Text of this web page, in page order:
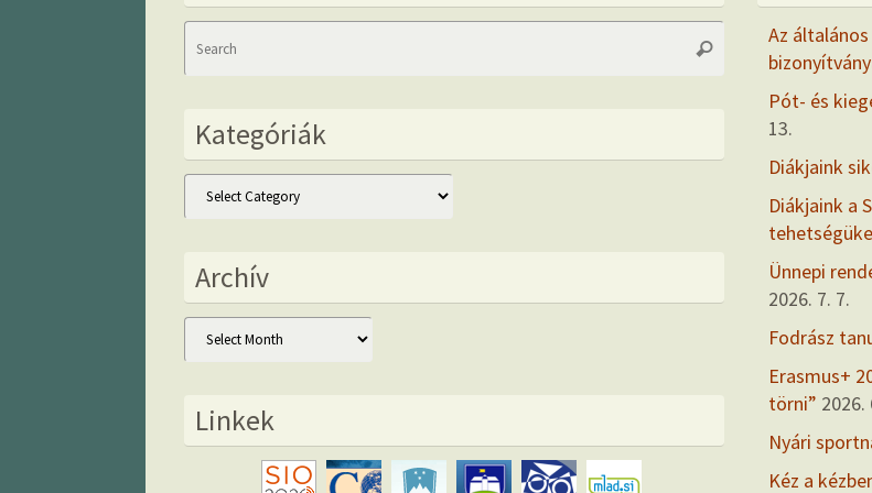
Search
Search
Kategóriák
Kategóriák
Archív
Archív
Linkek
Az
Pót- és
13.
Diákjaink
Diákjaink a
Ünnepi
2026. 7. 7.
Fodrász
Erasmus+
törni” 2026.
Nyári
Kéz a